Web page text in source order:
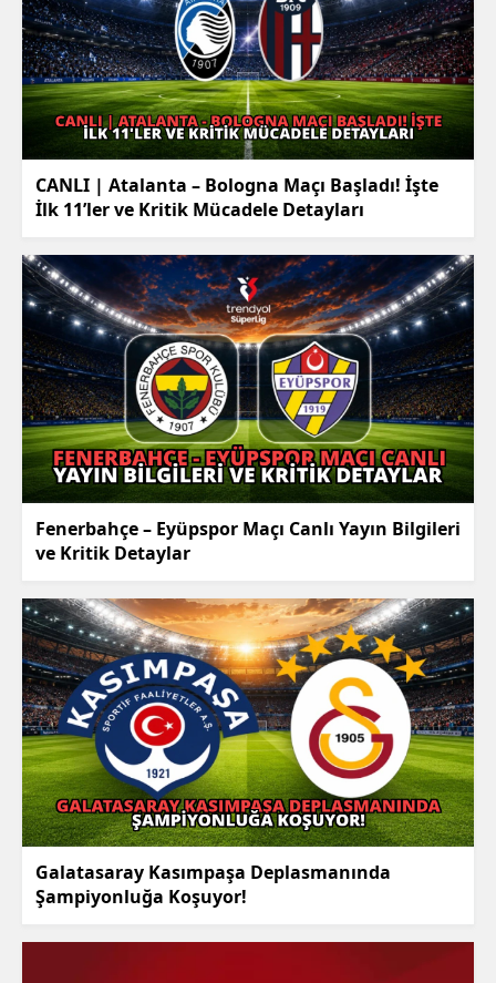
CANLI | Atalanta – Bologna Maçı Başladı! İşte
İlk 11’ler ve Kritik Mücadele Detayları
Fenerbahçe – Eyüpspor Maçı Canlı Yayın Bilgileri
ve Kritik Detaylar
Galatasaray Kasımpaşa Deplasmanında
Şampiyonluğa Koşuyor!